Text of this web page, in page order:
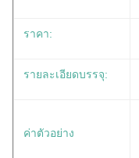
ราคา:
รายละเอียดบรรจุ:
ค่าตัวอย่าง